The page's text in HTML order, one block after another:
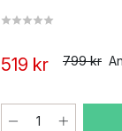
519 kr 799 kr